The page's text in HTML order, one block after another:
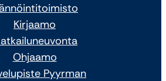
Kirjaamo
Ohjaamo
Pyyrman